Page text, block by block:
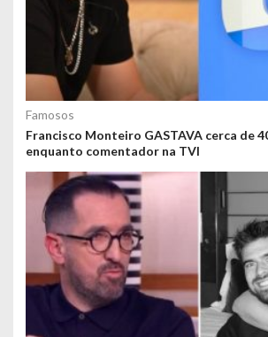
Famosos
Francisco Monteiro GASTAVA cerca de
enquanto comentador na TVI